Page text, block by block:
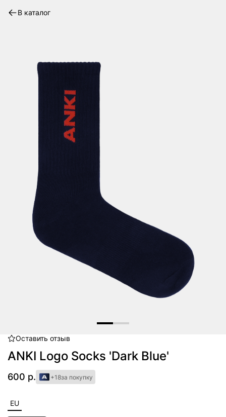
В каталог
ItemОставить отзыв
ANKI Logo Socks 'Dark Blue'
600 р. +18за покупку
EU